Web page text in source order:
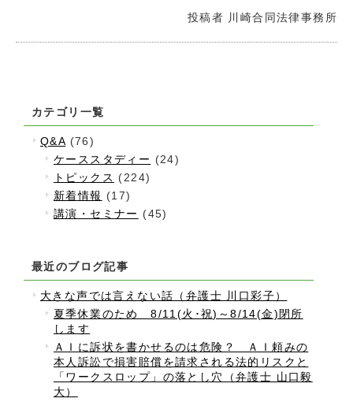
投稿者 川崎合同法律事務所
カテゴリ一覧
Q&A (76)
ケーススタディー (24)
トピックス (224)
新着情報 (17)
講演・セミナー (45)
最近のブログ記事
大きな声では言えない話（弁護士 川口彩子）
夏季休業のため 8/11(火･祝)～8/14(金)閉所
します
ＡＩに訴状を書かせるのは危険？ ＡＩ頼みの
本人訴訟で損害賠償を請求される法的リスクと
「ワークスロップ」の落とし穴（弁護士 山口毅
大）